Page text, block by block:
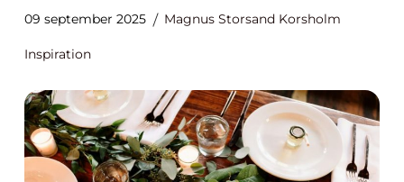
09 september 2025 Magnus Storsand Korsholm
Inspiration